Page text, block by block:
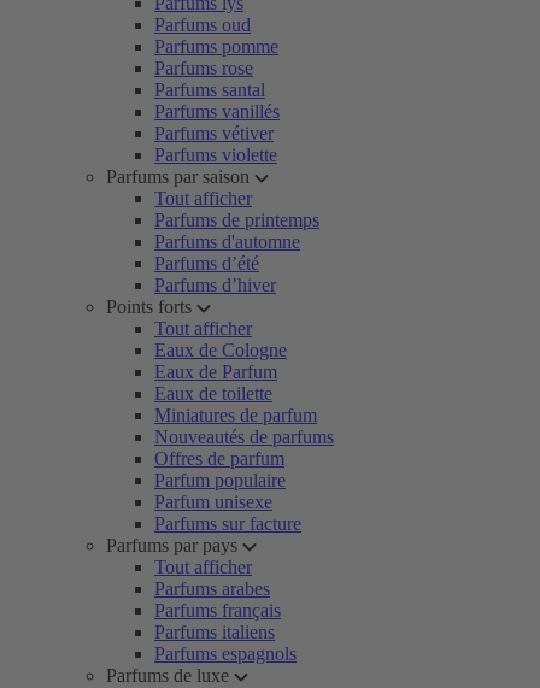
Parfums oud
Parfums pomme
Parfums rose
Parfums santal
Parfums vanillés
Parfums vétiver
Parfums violette
Parfums par saison
Tout afficher
Parfums de printemps
Parfums d'automne
Parfums d’été
Parfums d’hiver
Points forts
Tout afficher
Eaux de Cologne
Eaux de Parfum
Eaux de toilette
Miniatures de parfum
Nouveautés de parfums
Offres de parfum
Parfum populaire
Parfum unisexe
Parfums sur facture
Parfums par pays
Tout afficher
Parfums arabes
Parfums français
Parfums italiens
Parfums espagnols
Parfums de luxe